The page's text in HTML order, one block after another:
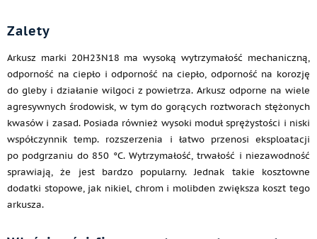
Zalety
Arkusz marki 20H23N18 ma wysoką wytrzymałość mechaniczną,
odporność na ciepło i odporność na ciepło, odporność na korozję
do gleby i działanie wilgoci z powietrza. Arkusz odporne na wiele
agresywnych środowisk, w tym do gorących roztworach stężonych
kwasów i zasad. Posiada również wysoki moduł sprężystości i niski
współczynnik temp. rozszerzenia i łatwo przenosi eksploatacji
po podgrzaniu do 850 °C. Wytrzymałość, trwałość i niezawodność
sprawiają, że jest bardzo popularny. Jednak takie kosztowne
dodatki stopowe, jak nikiel, chrom i molibden zwiększa koszt tego
arkusza.